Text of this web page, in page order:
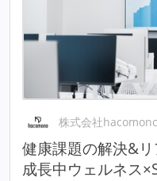
株式会社
健康課題の解決&
成長中ウェルネス